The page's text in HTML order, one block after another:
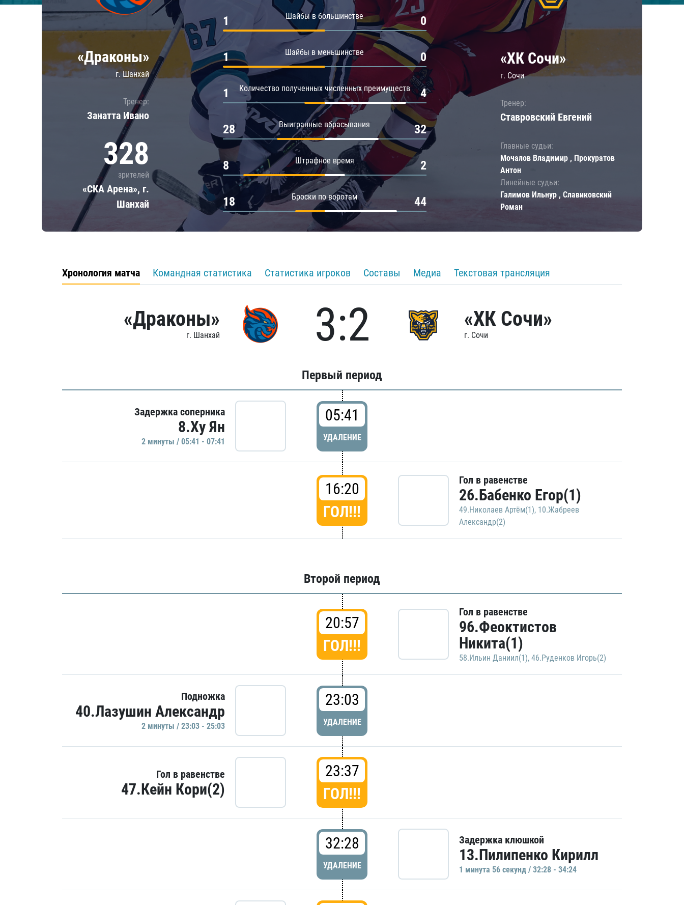
Локомотив
Шанхайские Драконы
Амур
Барыс
Салават Юлаев
«Драконы»
г. Шанхай
Тренер:
Занатта Иванo
328
зрителей
«СКА Арена», г.
Шанхай
Шайбы в большинстве
1 0
Шайбы в меньшинстве
1 0
Количество полученных численных преимуществ
1 4
Выигранные вбрасывания
28 32
Штрафное время
8 2
Броски по воротам
18 44
«ХК Сочи»
г. Сочи
Тренер:
Ставровский Евгений
Главные судьи:
Мочалов Владимир , Прокуратов
Антон
Линейные судьи:
Галимов Ильнур , Славиковский
Роман
Хронология матча Командная статистика Статистика игроков Составы Медиа Текстовая трансляция
«Драконы»
г. Шанхай 3:2 «ХК Сочи»
г. Сочи
Первый период
Задержка соперника
8.Ху Ян
2 минуты / 05:41 - 07:41
05:41
УДАЛЕНИЕ
16:20
ГОЛ!!!
Гол в равенстве
26.Бабенко Егор(1)
49.Николаев Артём(1), 10.Жабреев
Александр(2)
Второй период
20:57
ГОЛ!!!
Гол в равенстве
96.Феоктистов
Никита(1)
58.Ильин Даниил(1), 46.Руденков Игорь(2)
Подножка
40.Лазушин Александр
2 минуты / 23:03 - 25:03
23:03
УДАЛЕНИЕ
Гол в равенстве
47.Кейн Кори(2)
23:37
ГОЛ!!!
32:28
УДАЛЕНИЕ
Задержка клюшкой
13.Пилипенко Кирилл
1 минутa 56 секунд / 32:28 - 34:24